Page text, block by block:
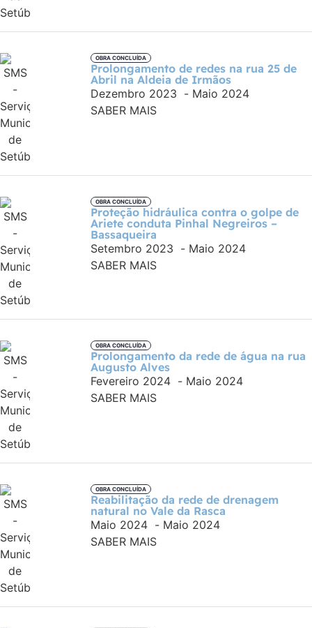
OBRA CONCLUÍDA
Prolongamento de redes na rua 25 de
Abril na Aldeia de Irmãos
Dezembro 2023 - Maio 2024
SABER MAIS
OBRA CONCLUÍDA
Proteção hidráulica contra o golpe de
Ariete conduta Pinhal Negreiros –
Bassaqueira
Setembro 2023 - Maio 2024
SABER MAIS
OBRA CONCLUÍDA
Prolongamento da rede de água na rua
Augusto Alves
Fevereiro 2024 - Maio 2024
SABER MAIS
OBRA CONCLUÍDA
Reabilitação da rede de drenagem
natural no Vale da Rasca
Maio 2024 - Maio 2024
SABER MAIS